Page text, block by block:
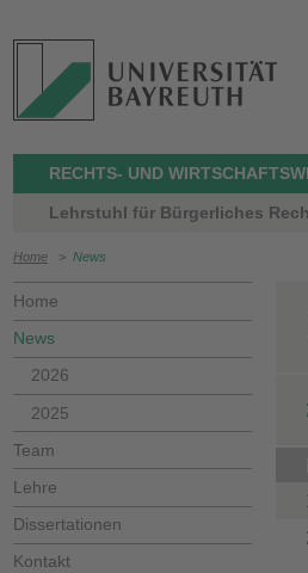
RECHTS- UND
Lehrstuhl für Bürgerliches
Home > News
Home
News
2026
2025
Team
Lehre
Dissertationen
Kontakt